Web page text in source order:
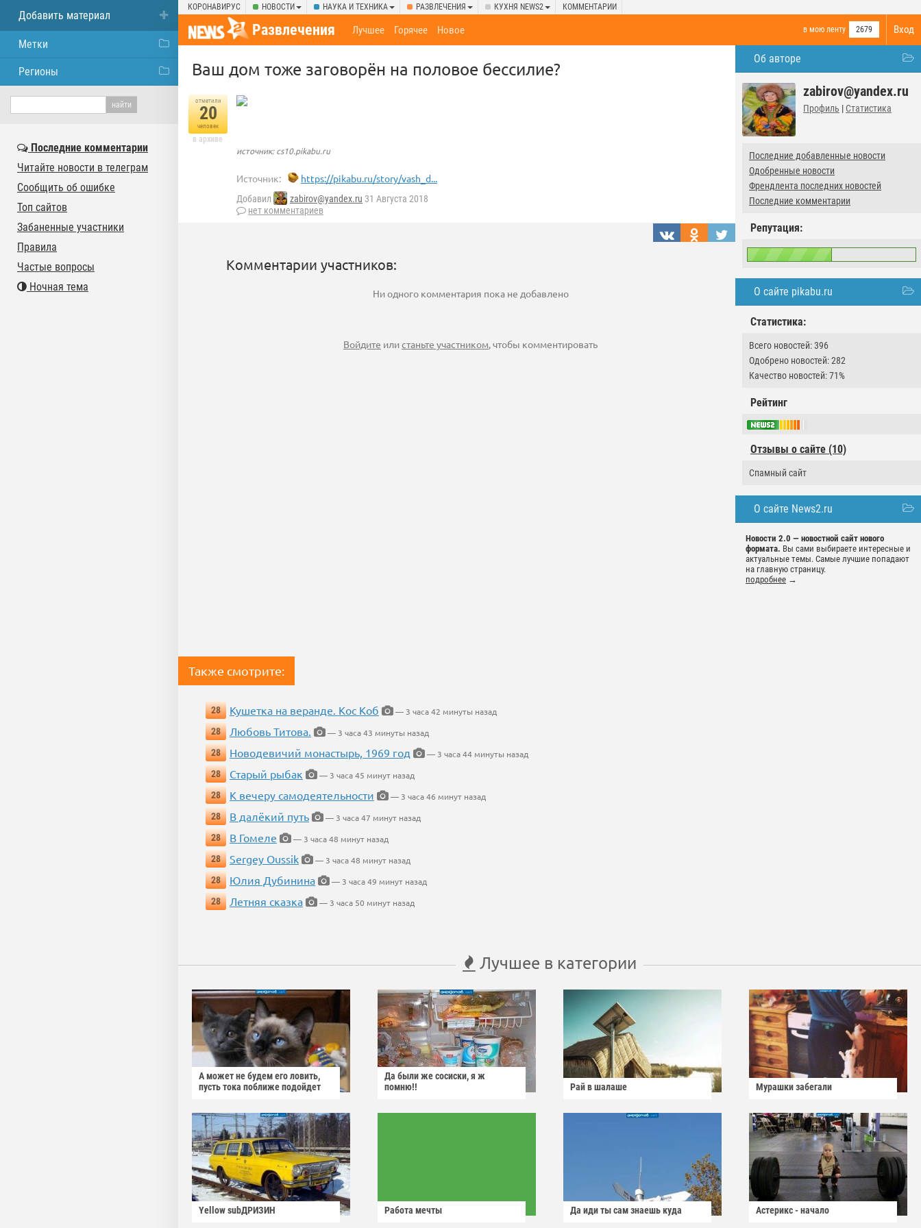
КОРОНАВИРУС НОВОСТИ НАУКА И ТЕХНИКА РАЗВЛЕЧЕНИЯ КУХНЯ NEWS2 КОММЕНТАРИИ
Вход
Развлечения в мою ленту 2679
Лучшее Горячее Новое
Об авторе
zabirov@yandex.ru
Профиль | Статистика
Последние добавленные новости
Одобренные новости
Френдлента последних новостей
Последние комментарии
Репутация:
О сайте pikabu.ru
Статистика:
Всего новостей: 396
Одобрено новостей: 282
Качество новостей: 71%
Рейтинг
Отзывы о сайте (10)
Спамный сайт
О сайте News2.ru
Новости 2.0 — новостной сайт нового
формата. Вы сами выбираете интересные и
актуальные темы. Самые лучшие попадают
на главную страницу.
подробнее →
Ваш дом тоже заговорён на половое бессилие?
отметили
20
человек
в архиве
источник: cs10.pikabu.ru
Источник: https://pikabu.ru/story/vash_d...
Добавил zabirov@yandex.ru 31 Августа 2018
нет комментариев
Комментарии участников:
Ни одного комментария пока не добавлено
Войдите илистаньте участником, чтобы комментировать
Также смотрите:
28 Кушетка на веранде. Кос Коб
— 3 часа 42 минуты назад
28
Любовь Титова.
— 3 часа 43 минуты назад
28
Новодевичий монастырь, 1969 год
— 3 часа 44 минуты назад
28
Старый рыбак
— 3 часа 45 минут назад
28
К вечеру самодеятельности
— 3 часа 46 минут назад
28
В далёкий путь
— 3 часа 47 минут назад
28
В Гомеле
— 3 часа 48 минут назад
28
Sergey Oussik
— 3 часа 48 минут назад
28
Юлия Дубинина
— 3 часа 49 минут назад
28
Летняя сказка — 3 часа 50 минут назад
Лучшее в категории
А может не будем его ловить,
пусть тока поближе подойдет
Да были же сосиски, я ж
помню!!
Рай в шалаше Мурашки забегали
Yellow subДРИЗИН Работа мечты Да иди ты сам знаешь куда Астерикс - начало
Добавить материал
Метки
Регионы
Последние комментарии
Читайте новости в телеграм
Сообщить об ошибке
Топ сайтов
Забаненные участники
Правила
Частые вопросы
Ночная тема